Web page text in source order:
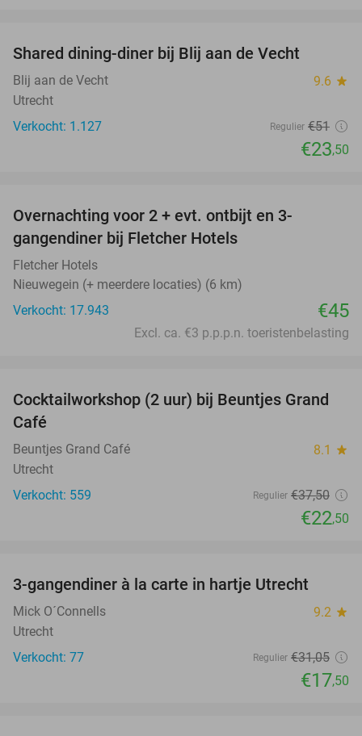
Shared dining-diner bij Blij aan de Vecht
Blij aan de Vecht 9.6 star
Utrecht
Verkocht: 1.127
Regulier €51
€23,50
Overnachting voor 2 + evt. ontbijt en 3-
gangendiner bij Fletcher Hotels
Fletcher Hotels
Nieuwegein (+ meerdere locaties) (6 km)
Verkocht: 17.943
€45
Excl. ca. €3 p.p.p.n. toeristenbelasting
40%
Cocktailworkshop (2 uur) bij Beuntjes Grand
Café
Beuntjes Grand Café 8.1 star
Utrecht
Verkocht: 559
Regulier €37,50
€22,50
3-gangendiner à la carte in hartje Utrecht
Mick O´Connells 9.2 star
Utrecht
Verkocht: 77
Regulier €31,05
€17,50